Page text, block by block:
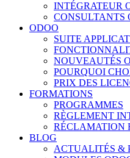
INTÉGRATEUR
CONSULTANTS
ODOO
SUITE
NOUVEAUTÉS
POURQUOI
PRIX DES
FORMATIONS
PROGRAMMES
RÈGLEMENT
RÉCLAMATION
BLOG
ACTUALITÉS &